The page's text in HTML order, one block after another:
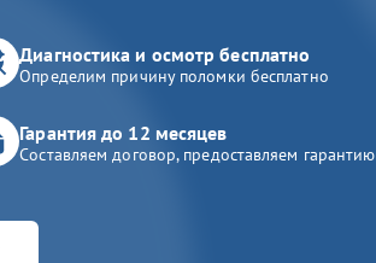
Диагностика и осмотр бесплатно
Определим причину поломки бесплатно
Гарантия до 12 месяцев
Составляем договор, предоставляем гарантию